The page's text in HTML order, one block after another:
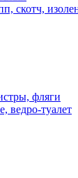
скотч,
фляги
ведро-туалет